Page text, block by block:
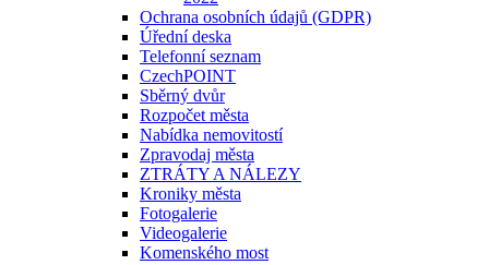
Ochrana osobních údajů (GDPR)
Úřední deska
Telefonní seznam
CzechPOINT
Sběrný dvůr
Rozpočet města
Nabídka nemovitostí
Zpravodaj města
ZTRÁTY A NÁLEZY
Kroniky města
Fotogalerie
Videogalerie
Komenského most